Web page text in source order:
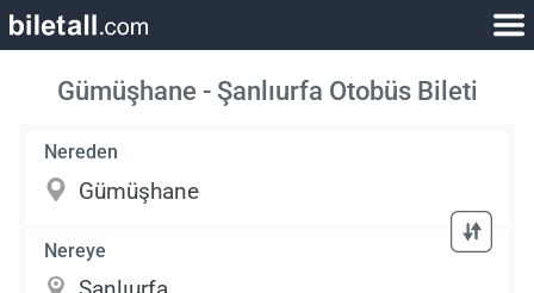
Gümüşhane - Şanlıurfa Otobüs Bileti
Nereden
Nereye